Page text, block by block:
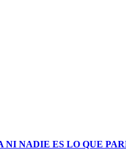
NI NADIE ES LO QUE